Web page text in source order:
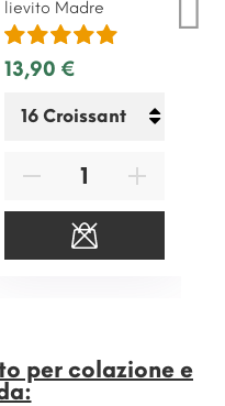
lievito Madre
13,90 €
per colazione e